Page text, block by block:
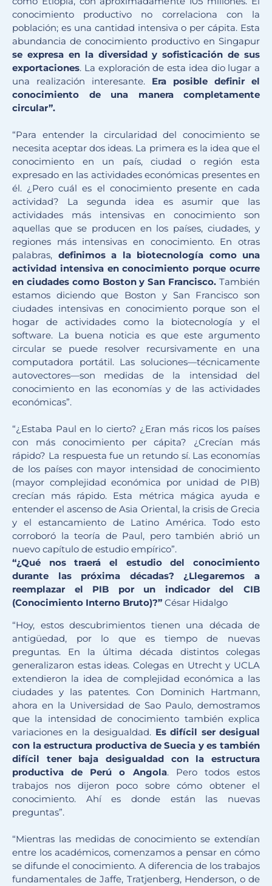
conocimiento productivo no correlaciona con la
población; es una cantidad intensiva o per cápita. Esta
abundancia de conocimiento productivo en Singapur
se expresa en la diversidad y sofisticación de sus
exportaciones. La exploración de esta idea dio lugar a
una realización interesante. Era posible definir el
conocimiento de una manera completamente
circular”.
“Para entender la circularidad del conocimiento se
necesita aceptar dos ideas. La primera es la idea que el
conocimiento en un país, ciudad o región esta
expresado en las actividades económicas presentes en
él. ¿Pero cuál es el conocimiento presente en cada
actividad? La segunda idea es asumir que las
actividades más intensivas en conocimiento son
aquellas que se producen en los países, ciudades, y
regiones más intensivas en conocimiento. En otras
palabras, definimos a la biotecnología como una
actividad intensiva en conocimiento porque ocurre
en ciudades como Boston y San Francisco. También
estamos diciendo que Boston y San Francisco son
ciudades intensivas en conocimiento porque son el
hogar de actividades como la biotecnología y el
software. La buena noticia es que este argumento
circular se puede resolver recursivamente en una
computadora portátil. Las soluciones—técnicamente
autovectores—son medidas de la intensidad del
conocimiento en las economías y de las actividades
económicas”.
“¿Estaba Paul en lo cierto? ¿Eran más ricos los países
con más conocimiento per cápita? ¿Crecían más
rápido? La respuesta fue un retundo sí. Las economías
de los países con mayor intensidad de conocimiento
(mayor complejidad económica por unidad de PIB)
crecían más rápido. Esta métrica mágica ayuda e
entender el ascenso de Asia Oriental, la crisis de Grecia
y el estancamiento de Latino América. Todo esto
corroboró la teoría de Paul, pero también abrió un
nuevo capítulo de estudio empírico”.
“¿Qué nos traerá el estudio del conocimiento
durante las próxima décadas? ¿Llegaremos a
reemplazar el PIB por un indicador del CIB
(Conocimiento Interno Bruto)?” César Hidalgo
“Hoy, estos descubrimientos tienen una década de
antigüedad, por lo que es tiempo de nuevas
preguntas. En la última década distintos colegas
generalizaron estas ideas. Colegas en Utrecht y UCLA
extendieron la idea de complejidad económica a las
ciudades y las patentes. Con Dominich Hartmann,
ahora en la Universidad de Sao Paulo, demostramos
que la intensidad de conocimiento también explica
variaciones en la desigualdad. Es difícil ser desigual
con la estructura productiva de Suecia y es también
difícil tener baja desigualdad con la estructura
productiva de Perú o Angola. Pero todos estos
trabajos nos dijeron poco sobre cómo obtener el
conocimiento. Ahí es donde están las nuevas
preguntas”.
“Mientras las medidas de conocimiento se extendían
entre los académicos, comenzamos a pensar en cómo
se difunde el conocimiento. A diferencia de los trabajos
fundamentales de Jaffe, Tratjenberg, Henderson, o de